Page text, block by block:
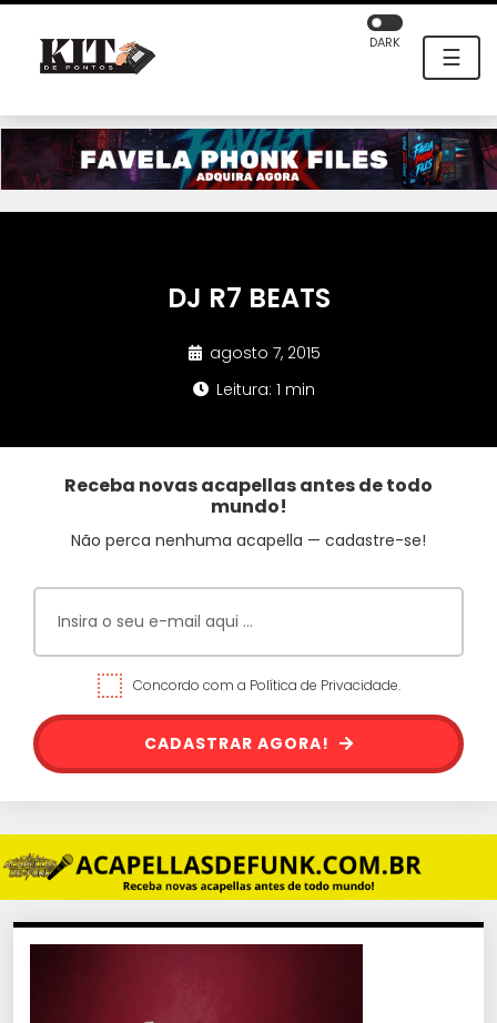
☰
DARK
DJ R7 BEATS
agosto 7, 2015
Leitura: 1 min
Receba novas acapellas antes de todo
mundo!
Não perca nenhuma acapella — cadastre-se!
Concordo com a Política de Privacidade.
CADASTRAR AGORA!